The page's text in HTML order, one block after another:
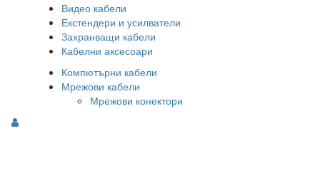
Видео кабели
Екстендери и усилватели
Захранващи кабели
Кабелни аксесоари
Компютърни кабели
Мрежови кабели
Мрежови конектори